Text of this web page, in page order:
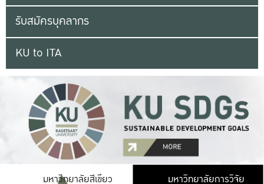
รับสมัครบุคลากร
KU to ITA
มหาวิทยาลัยสีเขียว มหาวิ
มหาวิทยาลัยการวิจัย